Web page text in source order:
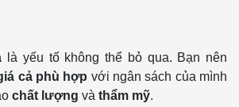
là yếu tố không thể bỏ qua. Bạn nên
cả phù hợp với ngân sách của mình
chất lượng và thẩm mỹ.